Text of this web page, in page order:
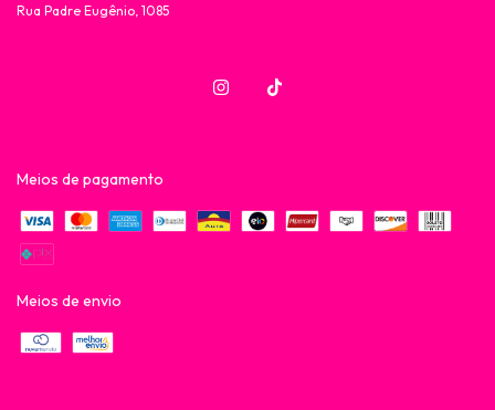
Rua Padre Eugênio, 1085
Meios de pagamento
Meios de envio